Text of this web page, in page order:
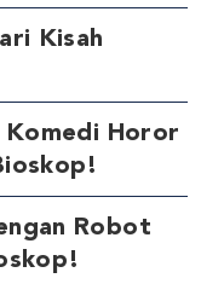
Kisah
Komedi Horor
Robot